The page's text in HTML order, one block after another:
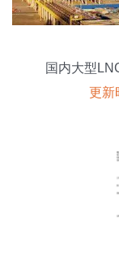
国内大型
更新